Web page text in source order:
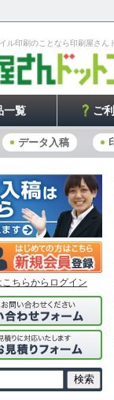
ル印刷のことなら印刷屋さん
一覧 ご
データ入稿
ちらからログイン